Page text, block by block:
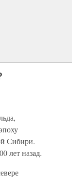
Сибири.
лет назад.